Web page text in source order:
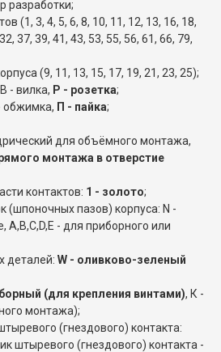
разработки;
(1, 3, 4, 5, 6, 8, 10, 11, 12, 13, 16, 18,
37, 39, 41, 43, 53, 55, 56, 61, 66, 79,
(9, 11, 13, 15, 17, 19, 21, 23, 25);
- вилка, Р - розетка;
обжимка, П - пайка;
для объёмного монтажа,
монтажа в отверстие
контактов: 1 - золото;
(шпоночных пазов) корпуса: N -
- для приборного или
деталей: W - оливково-зеленый
(для крепления винтами), К -
монтажа);
(гнездового) контакта:
штыревого (гнездового) контакта -